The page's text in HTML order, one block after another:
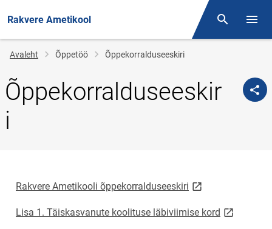
Rakvere Ametikool Otsing
Jälglink
Avaleht Õppetöö Õppekorralduseeskiri
Õppekorralduseeskir
i
Rakvere Ametikooli õppekorralduseeskiri
link opens on new
Lisa 1. Täiskasvanute koolituse läbiviimise kord link opens